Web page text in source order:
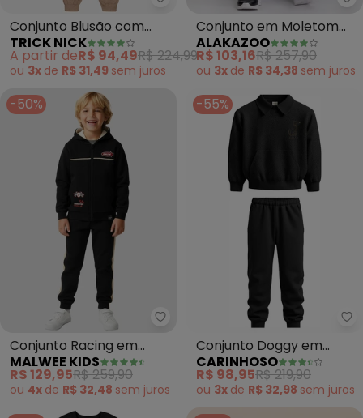
Trick Nick - Conjunto Blusão
Conjunto Blusão com
Capuz e Calça (Preto)
TRICK NICK
A partir deR$ 94,49R$ 224,99
ou 3x de R$ 31,49 sem juros
Conjunto em Moletom
Felpado com Bordado
(Preto)
ALAKAZOO
R$ 103,16R$ 257,90
ou 3x de R$ 34,38 sem juros
-50%
Malwee Kids - Conjunto
Conjunto Racing em
Moletinho (Preto)
MALWEE KIDS
R$ 129,95R$ 259,90
ou 4x de R$ 32,48 sem juros
-55%
Conjunto Doggy em
Moletom (Preto)
CARINHOSO
R$ 98,95R$ 219,90
ou 3x de R$ 32,98 sem juros